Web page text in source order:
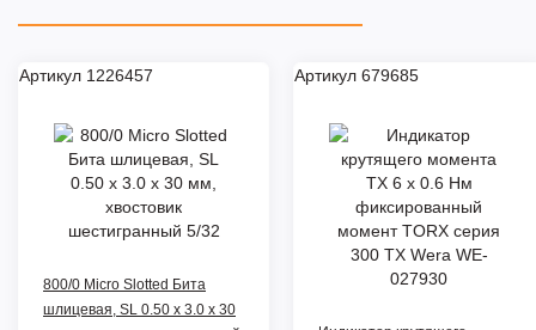
Артикул 1226457
800/0 Micro Slotted Бита
шлицевая, SL 0.50 x 3.0 x 30
Артикул 679685